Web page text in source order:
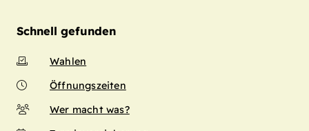
Schnell gefunden
Wahlen
Öffnungszeiten
Wer macht was?